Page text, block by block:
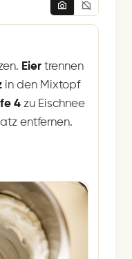
Eier trennen
in den Mixtopf
4 zu Eischnee
entfernen.